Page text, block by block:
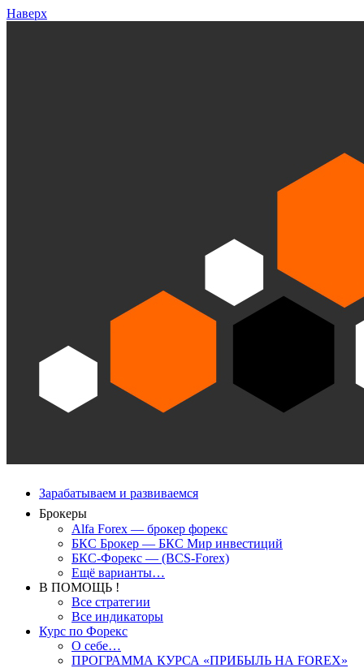
Наверх
Зарабатываем и развиваемся
Брокеры
Alfa Forex — брокер форекс
БКС Брокер — БКС Мир инвестиций
БКС-Форекс — (BCS-Forex)
Ещё варианты…
В ПОМОЩЬ !
Все стратегии
Все индикаторы
Курс по Форекс
О себе…
ПРОГРАММА КУРСА «ПРИБЫЛЬ НА FOREX»